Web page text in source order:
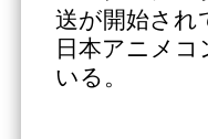
送が開始され
日本アニメ
いる。